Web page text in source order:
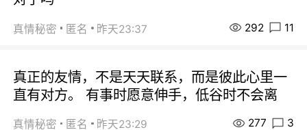
真情秘密 匿名 昨天23:37 292 11
真正的友情，不是天天联系，而是彼此心里一
直有对方。 有事时愿意伸手，低谷时不会离
真情秘密 匿名 昨天23:29 277 3